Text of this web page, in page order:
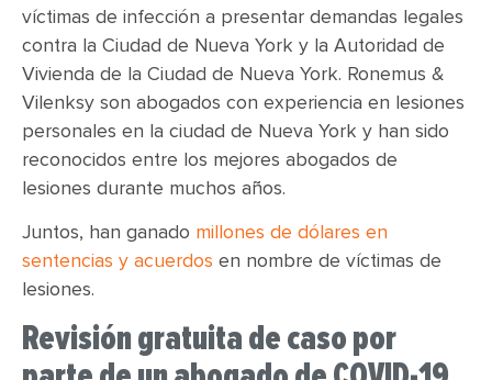
víctimas de infección a presentar demandas legales
contra la Ciudad de Nueva York y la Autoridad de
Vivienda de la Ciudad de Nueva York. Ronemus &
Vilenksy son abogados con experiencia en lesiones
personales en la ciudad de Nueva York y han sido
reconocidos entre los mejores abogados de
lesiones durante muchos años.
Juntos, han ganado millones de dólares en
sentencias y acuerdos en nombre de víctimas de
lesiones.
Revisión gratuita de caso por